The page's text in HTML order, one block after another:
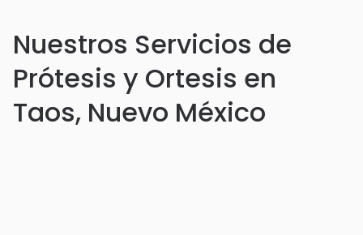
Nuestros Servicios de
Prótesis y Ortesis en
Taos, Nuevo México